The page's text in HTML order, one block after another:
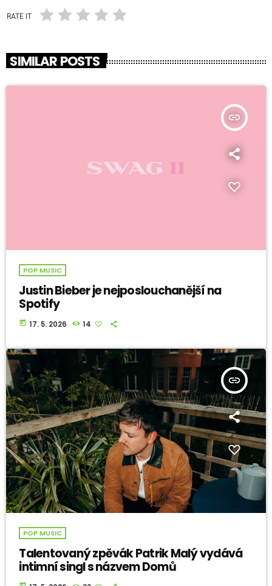
RATE IT
SIMILAR POSTS
insert_link
POP MUSIC
Justin Bieber je nejposlouchanější na
Spotify
today 17. 5. 2026 14
insert_link
POP MUSIC
Talentovaný zpěvák Patrik Malý vydává
intimní singl s názvem Domů